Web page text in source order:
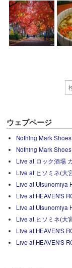
ウェブページ
Nothing Mark
Nothing Mark
Live at ロック酒場
Live at ヒソミネ(大
Live at Utsunomiya
Live at HEAVEN'S
Live at Utsunomiya
Live at ヒソミネ(大
Live at HEAVEN'S
Live at HEAVEN'S